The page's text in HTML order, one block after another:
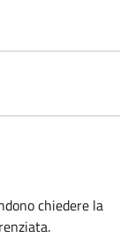
chiedere la